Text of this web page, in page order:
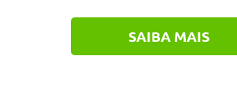
SAIBA MAIS